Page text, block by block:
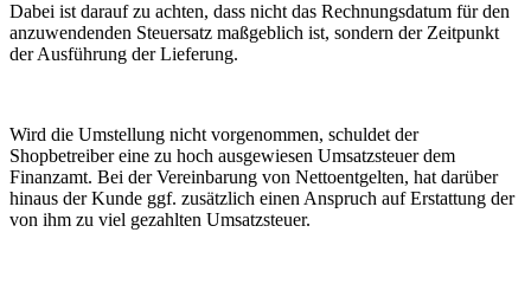
Dabei ist darauf zu achten, dass nicht das Rechnungsdatum für den
anzuwendenden Steuersatz maßgeblich ist, sondern der Zeitpunkt
der Ausführung der Lieferung.
Wird die Umstellung nicht vorgenommen, schuldet der
Shopbetreiber eine zu hoch ausgewiesen Umsatzsteuer dem
Finanzamt. Bei der Vereinbarung von Nettoentgelten, hat darüber
hinaus der Kunde ggf. zusätzlich einen Anspruch auf Erstattung der
von ihm zu viel gezahlten Umsatzsteuer.